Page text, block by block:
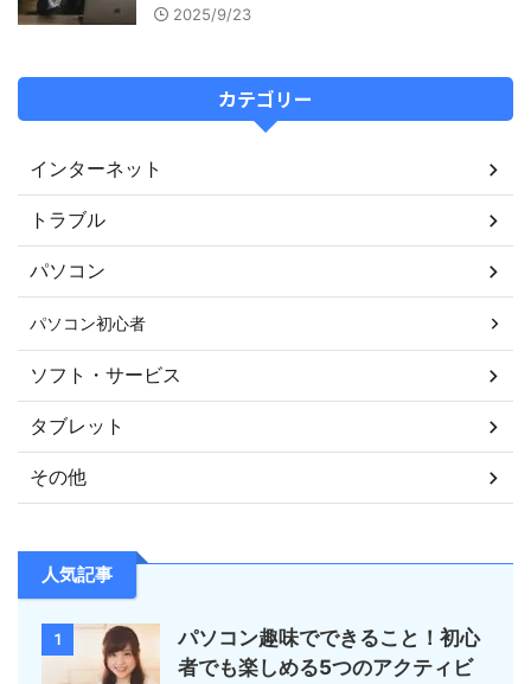
2025/9/23
カテゴリー
インターネット
トラブル
パソコン
パソコン初心者
ソフト・サービス
タブレット
その他
人気記事
1
パソコン趣味でできること！初心
者でも楽しめる5つのアクティビ